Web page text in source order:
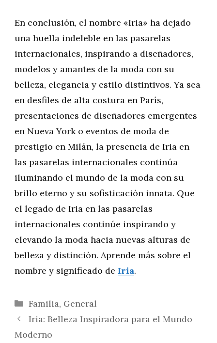
En conclusión, el nombre «Iria» ha dejado
una huella indeleble en las pasarelas
internacionales, inspirando a diseñadores,
modelos y amantes de la moda con su
belleza, elegancia y estilo distintivos. Ya sea
en desfiles de alta costura en París,
presentaciones de diseñadores emergentes
en Nueva York o eventos de moda de
prestigio en Milán, la presencia de Iria en
las pasarelas internacionales continúa
iluminando el mundo de la moda con su
brillo eterno y su sofisticación innata. Que
el legado de Iria en las pasarelas
internacionales continúe inspirando y
elevando la moda hacia nuevas alturas de
belleza y distinción. Aprende más sobre el
nombre y significado de Iria.
Categorías
Familia, General
Iria: Belleza Inspiradora para el Mundo
Moderno